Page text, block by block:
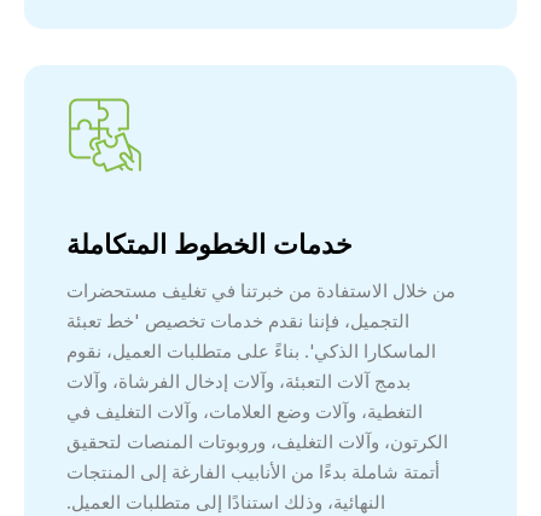
خدمات الخطوط المتكاملة
من خلال الاستفادة من خبرتنا في تغليف مستحضرات
التجميل، فإننا نقدم خدمات تخصيص 'خط تعبئة
الماسكارا الذكي'. بناءً على متطلبات العميل، نقوم
بدمج آلات التعبئة، وآلات إدخال الفرشاة، وآلات
التغطية، وآلات وضع العلامات، وآلات التغليف في
الكرتون، وآلات التغليف، وروبوتات المنصات لتحقيق
أتمتة شاملة بدءًا من الأنابيب الفارغة إلى المنتجات
النهائية، وذلك استنادًا إلى متطلبات العميل.